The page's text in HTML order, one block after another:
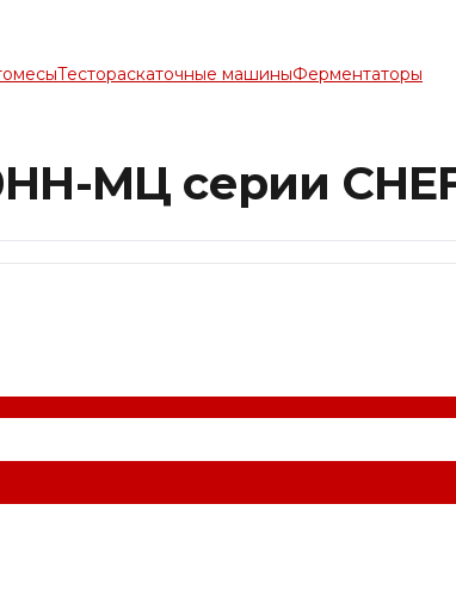
Тестораскаточные машиныФерментаторы
МЦ серии